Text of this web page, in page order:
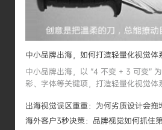
中小品牌出海，如何打造轻量化视觉体
中小品牌出海，以 “4 不变 + 3 可变”
彩、字体等关键项，打造轻量化视觉体
出海视觉误区重重：为何劣质设计会拖
海外客户3秒决策：品牌视觉如何抓住